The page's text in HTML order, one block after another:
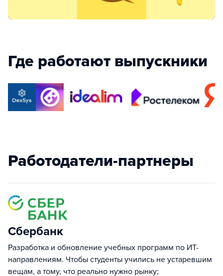
Где работают выпускники
Работодатели-партнеры
Сбербанк
Разработка и обновление учебных программ по ИТ-
направлениям. Чтобы студенты учились не устаревшим
вещам, а тому, что реально нужно рынку;